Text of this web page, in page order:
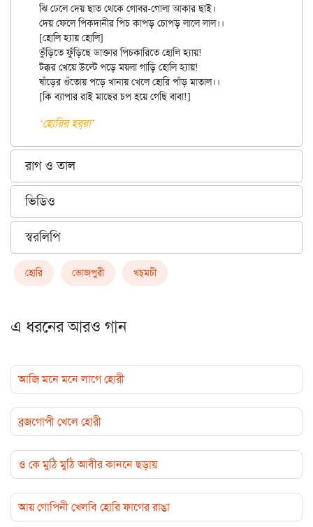
ঝি ঢেলে দেয় ছাত থেকে গোবর-গোলা আকার ছাই।
দেয় ফেলে পিকদানীর পিচ কাপড় চোপড় লালে লাল।।
[হোলি হ্যায় হোলি]
ভুঁড়িতে ফুঁড়িছে ডাক্তার পিচকারিতে হোলি হ্যায়!
টক্কর খেয়ে উল্টে পড়ে ময়লা গাড়ি হোলি হ্যায়!
ষাঁড়ের গুঁতোয় পড়ে খানায় খেলে হোরি পাঁড় মাতাল।।
‘হোরির হর্‌রা’
রাগ ও তাল
ভিডিও
স্বরলিপি
হোরি ভোজপুরী খচ্‌মচী
এ ধরনের আরও গান
আজি মনে মনে লাগে হোরী
ব্রজগোপী খেলে হোরী
ও কে মুঠি মুঠি আবীর কাননে ছড়ায়
আয় গোপিনী খেলবি হোরি ফাগের রাঙা